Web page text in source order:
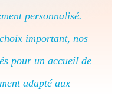
personnalisé.
important, nos
pour un accueil de
adapté aux